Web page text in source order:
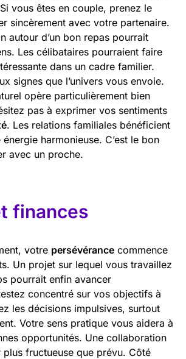
vous êtes en couple, prenez le
sincèrement avec votre partenaire.
autour d’un bon repas pourrait
Les célibataires pourraient faire
dans un cadre familier.
signes que l’univers vous envoie.
opère particulièrement bien
pas à exprimer vos sentiments
. Les relations familiales bénéficient
énergie harmonieuse. C’est le bon
avec un proche.
finances
votre persévérance commence
Un projet sur lequel vous travaillez
pourrait enfin avancer
concentré sur vos objectifs à
les décisions impulsives, surtout
Votre sens pratique vous aidera à
opportunités. Une collaboration
plus fructueuse que prévu. Côté